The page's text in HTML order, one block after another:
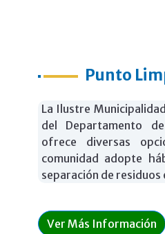
Punto
La Ilustre
del Departamento
ofrece diversas
comunidad adopte
separación de residuos
Ver Más Información